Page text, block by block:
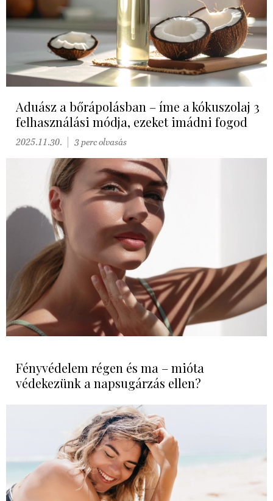
Aduász a bőrápolásban – íme a kókuszolaj 3
felhasználási módja, ezeket imádni fogod
2025.11.30. 3 perc olvasás
Fényvédelem régen és ma – mióta
védekezünk a napsugárzás ellen?